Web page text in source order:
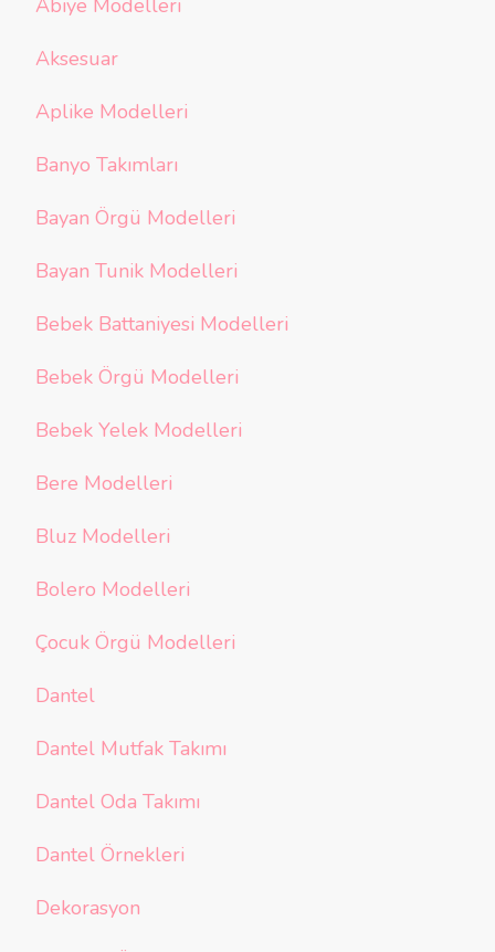
Aksesuar
Aplike Modelleri
Banyo Takımları
Bayan Örgü Modelleri
Bayan Tunik Modelleri
Bebek Battaniyesi Modelleri
Bebek Örgü Modelleri
Bebek Yelek Modelleri
Bere Modelleri
Bluz Modelleri
Bolero Modelleri
Çocuk Örgü Modelleri
Dantel
Dantel Mutfak Takımı
Dantel Oda Takımı
Dantel Örnekleri
Dekorasyon